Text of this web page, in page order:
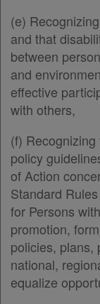
Άρθρο
Παρ.3
Άρθρο
Άρθρο
Άρθρο
(e)
and that
between
and
effective
with others,
(f)
policy
of Action
Standard
for Persons
promotion,
policies, plans,
national,
equalize